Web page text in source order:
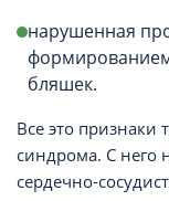
нарушенная
бляшек.
Все это признаки
синдрома. С него
сердечно-